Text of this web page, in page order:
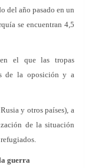
del año pasado en un
se encuentran 4,5
el que las tropas
de la oposición y a
y otros países), a
de la situación
guerra